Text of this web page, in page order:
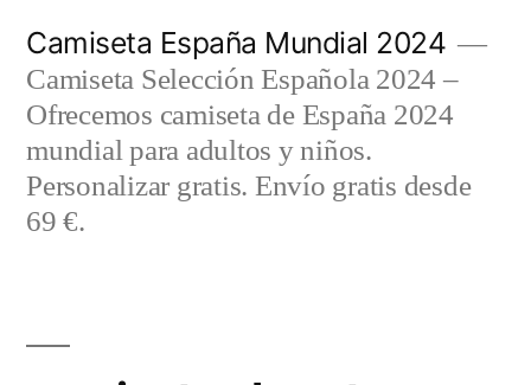
contenido
Camiseta España Mundial 2024
Camiseta Selección Española 2024 –
Ofrecemos camiseta de España 2024
mundial para adultos y niños.
Personalizar gratis. Envío gratis desde
69 €.